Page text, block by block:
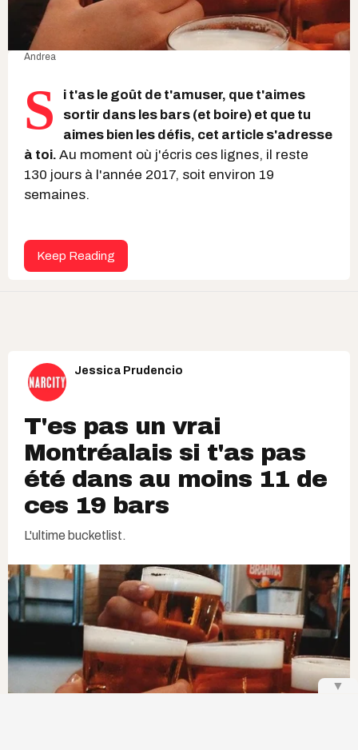
Andrea
S
i t'as le goût de t'amuser, que t'aimes
sortir dans les bars (et boire) et que tu
aimes bien les défis, cet article s'adresse
à toi. Au moment où j'écris ces lignes, il reste
130 jours à l'année 2017, soit environ 19
semaines.
Keep Reading
Jessica Prudencio
T'es pas un vrai
Montréalais si t'as pas
été dans au moins 11 de
ces 19 bars
L'ultime bucketlist.
▼